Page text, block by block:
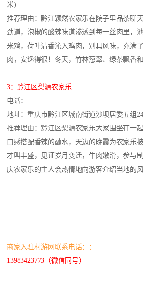
米)
推荐理由：黔江颖然农家乐在院子里品茶聊
劲道，泡椒的酸辣味道渗透到每一丝肉里，
米鸡，荷叶清香沁入鸡肉，别具风味，充满
肉，安逸得很！冬天，竹林葱翠、绿茶飘香和
3：黔江区梨源农家乐
电话：
地址：重庆市黔江区城南街道沙坝居委五组
推荐理由：黔江区梨源农家乐大家围坐在一
口感搭配香辣的蘸水，天边的晚霞为农家乐
才叫丰盛，见证岁月变迁，牛肉嫩滑，参与
庆农家乐的主人会热情地向游客介绍当地的风
商家入驻村游网联系电话：：
13983423773（微信同号）